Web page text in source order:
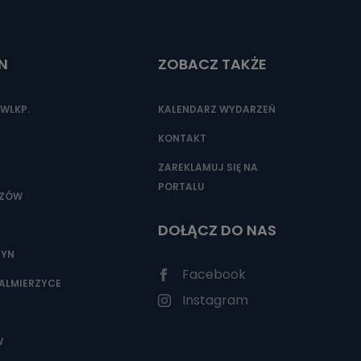
ZOBACZ TAKŻE
KALENDARZ WYDARZEŃ
KONTAKT
ZAREKLAMUJ SIĘ NA
PORTALU
DOŁĄCZ DO NAS
Facebook
Instagram